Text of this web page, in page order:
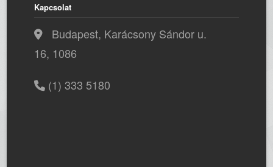
Kapcsolat
Budapest, Karácsony Sándor u.
16, 1086
(1) 333 5180